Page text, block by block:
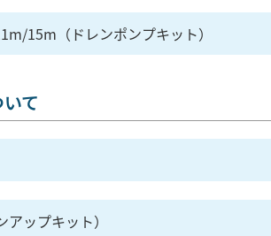
15m（ドレンポンプキット）
て
ップキット）